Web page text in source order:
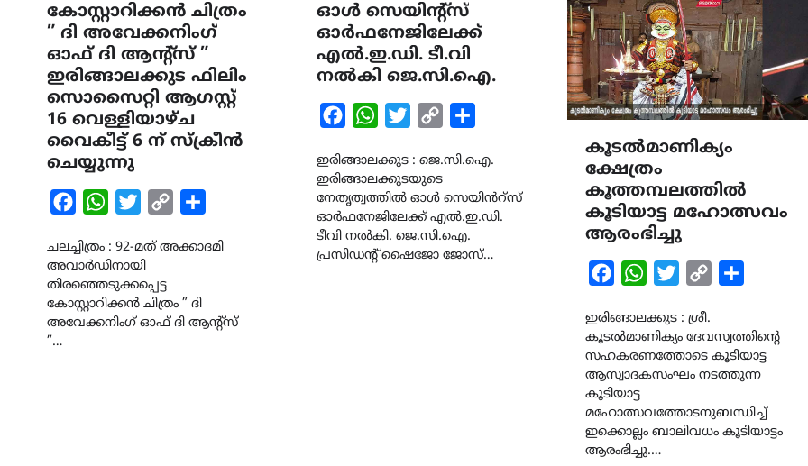
കോസ്റ്റാറിക്കൻ ചിത്രം
” ദി അവേക്കനിംഗ്
ഓഫ് ദി ആൻ്റ്സ് ”
ഇരിങ്ങാലക്കുട ഫിലിം
സൊസൈറ്റി ആഗസ്റ്റ്
16 വെള്ളിയാഴ്ച
വൈകീട്ട് 6 ന് സ്ക്രീൻ
ചെയ്യുന്നു
FacebookWhatsAppTwitterCopy
ചലച്ചിത്രം : 92-മത് അക്കാദമി
അവാർഡിനായി
തിരഞ്ഞെടുക്കപ്പെട്ട
കോസ്റ്റാറിക്കൻ ചിത്രം ” ദി
അവേക്കനിംഗ് ഓഫ് ദി ആൻ്റ്സ്
”…
ഓൾ സെയിന്റ്സ്
ഓർഫനേജിലേക്ക്
എൽ.ഇ.ഡി. ടീ.വി
നൽകി ജെ.സി.ഐ.
FacebookWhatsAppTwitterCopy
ഇരിങ്ങാലക്കുട : ജെ.സി.ഐ.
ഇരിങ്ങാലക്കുടയുടെ
നേതൃത്വത്തിൽ ഓൾ സെയിൻറ്സ്
ഓർഫനേജിലേക്ക് എൽ.ഇ.ഡി.
ടീവി നൽകി. ജെ.സി.ഐ.
പ്രസിഡന്റ് ഷൈജോ ജോസ്…
കൂടൽമാണിക്യം
ക്ഷേത്രം
കൂത്തമ്പലത്തിൽ
കൂടിയാട്ട മഹോത്സവം
ആരംഭിച്ചു
FacebookWhatsAppTwitterCopy
ഇരിങ്ങാലക്കുട : ശ്രീ.
കൂടൽമാണിക്യം ദേവസ്വത്തിന്റെ
സഹകരണത്തോടെ കൂടിയാട്ട
ആസ്വാദകസംഘം നടത്തുന്ന
കൂടിയാട്ട
മഹോത്സവത്തോടനുബന്ധിച്ച്
ഇക്കൊല്ലം ബാലിവധം കൂടിയാട്ടം
ആരംഭിച്ചു.…